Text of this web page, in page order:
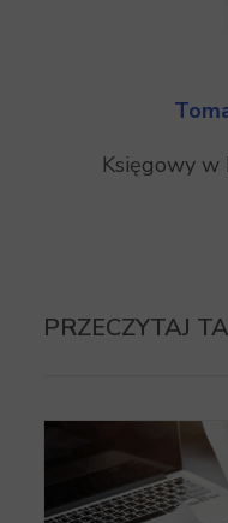
Księgowy w
PRZECZYTAJ